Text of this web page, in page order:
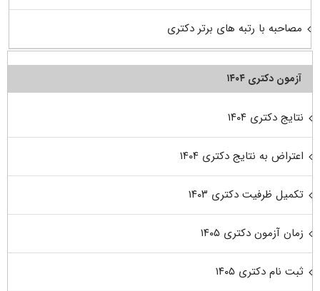
مصاحبه با رتبه های برتر دکتری
آزمون دکتری ۱۴۰۴
نتایج دکتری ۱۴۰۴
اعتراض به نتایج دکتری ۱۴۰۴
تکمیل ظرفیت دکتری ۱۴۰۳
زمان آزمون دکتری ۱۴۰۵
ثبت نام دکتری ۱۴۰۵